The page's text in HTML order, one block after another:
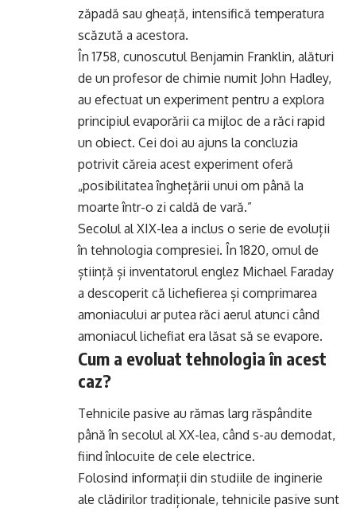
zăpadă sau gheață, intensifică temperatura
scăzută a acestora.
În 1758, cunoscutul Benjamin Franklin, alături
de un profesor de chimie numit John Hadley,
au efectuat un experiment pentru a explora
principiul evaporării ca mijloc de a răci rapid
un obiect. Cei doi au ajuns la concluzia
potrivit căreia acest experiment oferă
„posibilitatea înghețării unui om până la
moarte într-o zi caldă de vară.”
Secolul al XIX-lea a inclus o serie de evoluții
în tehnologia compresiei. În 1820, omul de
știință și inventatorul englez Michael Faraday
a descoperit că lichefierea și comprimarea
amoniacului ar putea răci aerul atunci când
amoniacul lichefiat era lăsat să se evapore.
Cum a evoluat tehnologia în acest
caz?
Tehnicile pasive au rămas larg răspândite
până în secolul al XX-lea, când s-au demodat,
fiind înlocuite de cele electrice.
Folosind informații din studiile de inginerie
ale clădirilor tradiționale, tehnicile pasive sunt